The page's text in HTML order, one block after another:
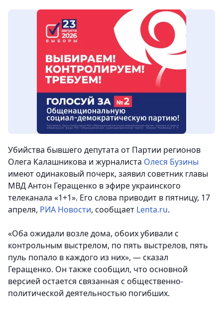
Убийства бывшего депутата от Партии регионов
Олега Калашникова и журналиста Олеся Бузины
имеют одинаковый почерк, заявил советник главы
МВД Антон Геращенко в эфире украинского
телеканала «1+1». Его слова приводит в пятницу, 17
апреля, РИА Новости, сообщает Lenta.ru.
«Оба ожидали возле дома, обоих убивали с
контрольным выстрелом, по пять выстрелов, пять
пуль попало в каждого из них», — сказал
Геращенко. Он также сообщил, что основной
версией остается связанная с общественно-
политической деятельностью погибших.